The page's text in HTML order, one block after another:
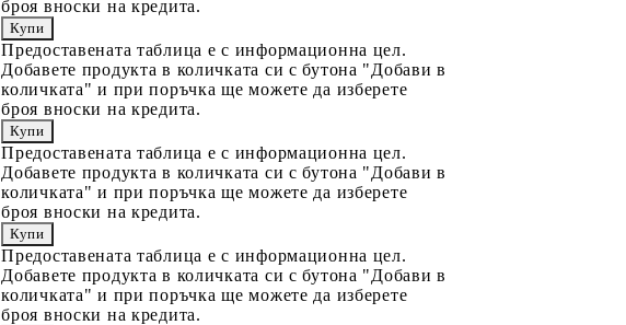
броя вноски на кредита.
Предоставената таблица е с информационна цел.
Добавете продукта в количката си с бутона "Добави в
количката" и при поръчка ще можете да изберете
броя вноски на кредита.
Предоставената таблица е с информационна цел.
Добавете продукта в количката си с бутона "Добави в
количката" и при поръчка ще можете да изберете
броя вноски на кредита.
Предоставената таблица е с информационна цел.
Добавете продукта в количката си с бутона "Добави в
количката" и при поръчка ще можете да изберете
броя вноски на кредита.